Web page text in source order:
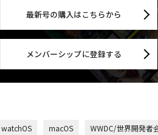
最新号の購入はこちらから
メンバーシップに登録する
watchOS macOS WWDC/世界開発者